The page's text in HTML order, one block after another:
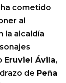
ha cometido
al
la alcaldía
Eruviel Ávila,
de Peña